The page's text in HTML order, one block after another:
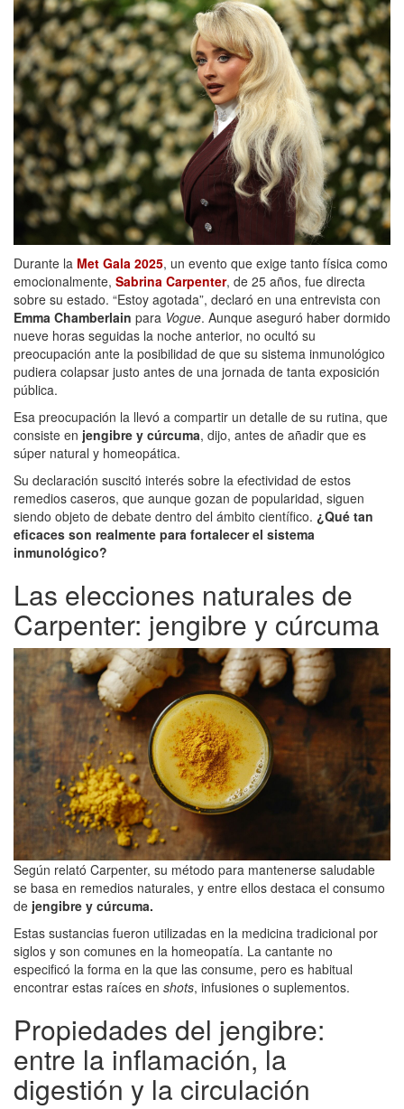
Durante la Met Gala 2025, un evento que exige tanto física como
emocionalmente, Sabrina Carpenter, de 25 años, fue directa
sobre su estado. “Estoy agotada”, declaró en una entrevista con
Emma Chamberlain para Vogue. Aunque aseguró haber dormido
nueve horas seguidas la noche anterior, no ocultó su
preocupación ante la posibilidad de que su sistema inmunológico
pudiera colapsar justo antes de una jornada de tanta exposición
pública.
Esa preocupación la llevó a compartir un detalle de su rutina, que
consiste en jengibre y cúrcuma, dijo, antes de añadir que es
súper natural y homeopática.
Su declaración suscitó interés sobre la efectividad de estos
remedios caseros, que aunque gozan de popularidad, siguen
siendo objeto de debate dentro del ámbito científico. ¿Qué tan
eficaces son realmente para fortalecer el sistema
inmunológico?
Las elecciones naturales de
Carpenter: jengibre y cúrcuma
Según relató Carpenter, su método para mantenerse saludable
se basa en remedios naturales, y entre ellos destaca el consumo
de jengibre y cúrcuma.
Estas sustancias fueron utilizadas en la medicina tradicional por
siglos y son comunes en la homeopatía. La cantante no
especificó la forma en la que las consume, pero es habitual
encontrar estas raíces en shots, infusiones o suplementos.
Propiedades del jengibre:
entre la inflamación, la
digestión y la circulación